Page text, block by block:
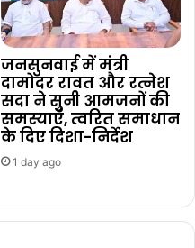
जनसुनवाई में मंत्री
दामोदर रावत और रत्नेश
सदा ने सुनी आमजनों की
समस्याएँ, त्वरित समाधान
के दिए दिशा-निर्देश
1 day ago